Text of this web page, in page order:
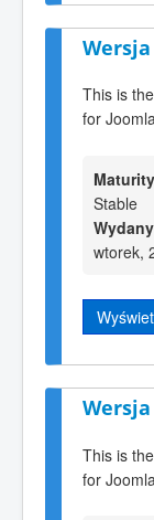
Wersja
This is
for
Maturity
Stable
Wydany
wtorek,
Wersja
This is
for